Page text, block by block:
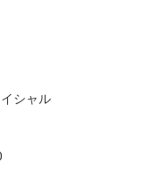
シャル